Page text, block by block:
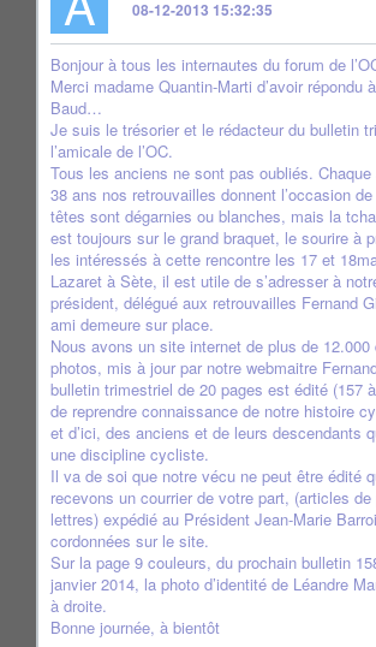
08-12-2013 15:32:35
Bonjour à tous les internautes du forum de
Merci madame Quantin-Marti d’avoir répondu
Baud…
Je suis le trésorier et le rédacteur du bulletin
l’amicale de l’OC.
Tous les anciens ne sont pas oubliés. Chaque
38 ans nos retrouvailles donnent l’occasion
têtes sont dégarnies ou blanches, mais la
est toujours sur le grand braquet, le sourire à
les intéressés à cette rencontre les 17 et
Lazaret à Sète, il est utile de s’adresser à
président, délégué aux retrouvailles Fernand
ami demeure sur place.
Nous avons un site internet de plus de
photos, mis à jour par notre webmaitre
bulletin trimestriel de 20 pages est édité (157
de reprendre connaissance de notre histoire
et d’ici, des anciens et de leurs descendants
une discipline cycliste.
Il va de soi que notre vécu ne peut être édité
recevons un courrier de votre part, (articles
lettres) expédié au Président Jean-Marie
cordonnées sur le site.
Sur la page 9 couleurs, du prochain bulletin
janvier 2014, la photo d’identité de Léandre
à droite.
Bonne journée, à bientôt